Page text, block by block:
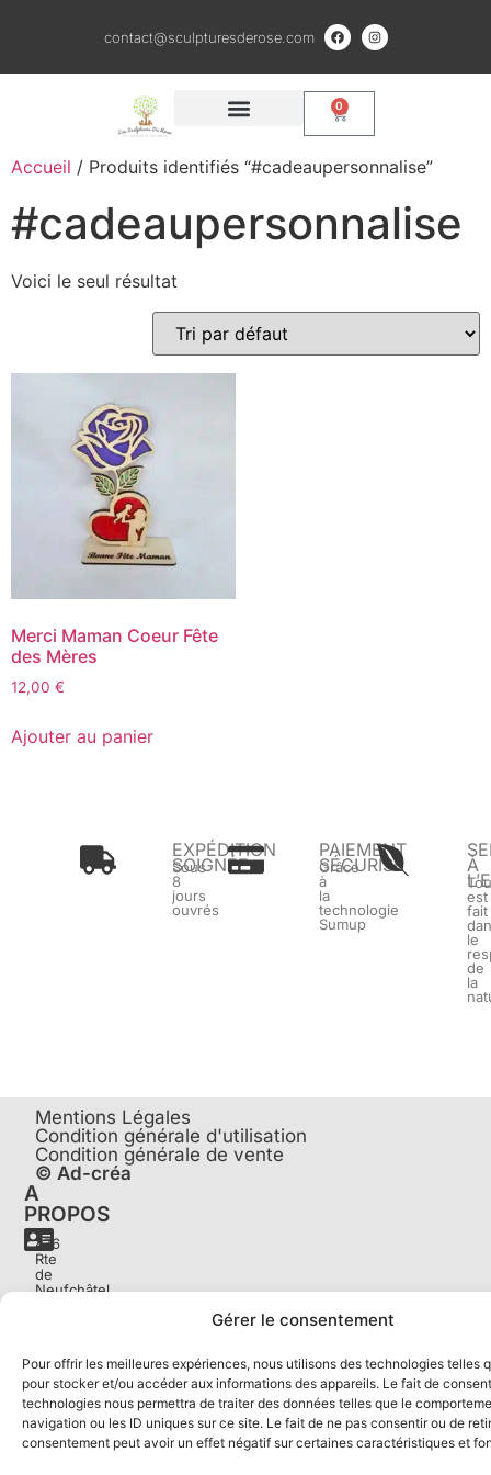
Gérer le consentement
Pour offrir les meilleures expériences, nous utilisons des technologies telles
pour stocker et/ou accéder aux informations des appareils. Le fait de
technologies nous permettra de traiter des données telles que le
navigation ou les ID uniques sur ce site. Le fait de ne pas consentir ou de
consentement peut avoir un effet négatif sur certaines caractéristiques et
contact@sculpturesderose.com
0
Accueil / Produits identifiés “#cadeaupersonnalise”
#cadeaupersonnalise
Voici le seul résultat
Merci Maman Coeur Fête
des Mères
12,00 €
Ajouter au panier
EXPÉDITION
SOIGNÉE
Sous
8
jours
ouvrés
PAIEMENT
SÉCURISÉ
Grâce
à
la
technologie
Sumup
À
est
fait
le
de
la
A
PROPOS
476
Rte
de
Neufchâtel,
07
68
77
43
07
Mentions Légales
Condition générale d'utilisation
Condition générale de vente
© Ad-créa